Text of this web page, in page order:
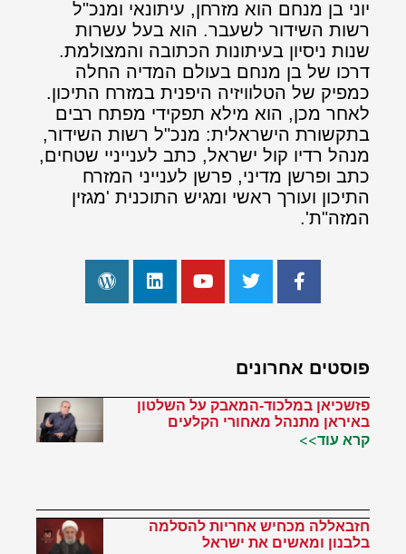
יוני בן מנחם הוא מזרחן, עיתונאי ומנכ"ל
רשות השידור לשעבר. הוא בעל עשרות
שנות ניסיון בעיתונות הכתובה והמצולמת.
דרכו של בן מנחם בעולם המדיה החלה
כמפיק של הטלוויזיה היפנית במזרח התיכון.
לאחר מכן, הוא מילא תפקידי מפתח רבים
בתקשורת הישראלית: מנכ"ל רשות השידור,
מנהל רדיו קול ישראל, כתב לענייניי שטחים,
כתב ופרשן מדיני, פרשן לענייני המזרח
התיכון ועורך ראשי ומגיש התוכנית 'מגזין
המזה"ת'.
פוסטים אחרונים
פזשכיאן במלכוד-המאבק על השלטון
באיראן מתנהל מאחורי הקלעים
קרא עוד>>
חזבאללה מכחיש אחריות להסלמה
בלבנון ומאשים את ישראל